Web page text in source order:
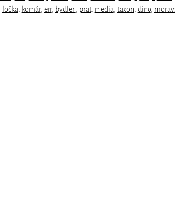
ločka komár, err, bydlen prat, media taxon dino,